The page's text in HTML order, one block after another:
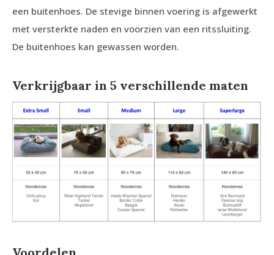
een buitenhoes. De stevige binnen voering is afgewerkt
met versterkte naden en voorzien van een ritssluiting.
De buitenhoes kan gewassen worden.
Verkrijgbaar in 5 verschillende maten